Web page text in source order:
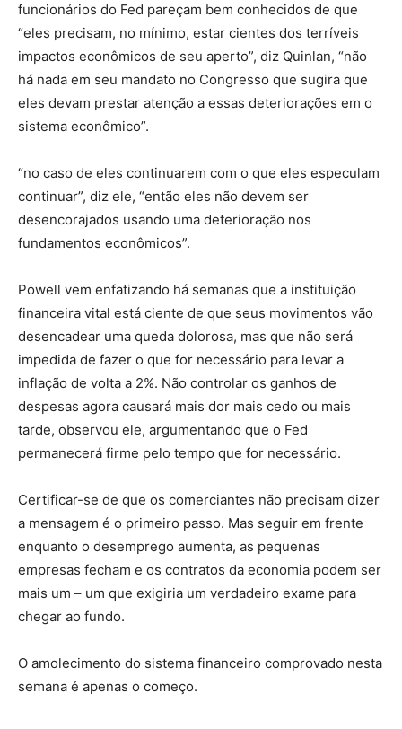
funcionários do Fed pareçam bem conhecidos de que
“eles precisam, no mínimo, estar cientes dos terríveis
impactos econômicos de seu aperto”, diz Quinlan, “não
há nada em seu mandato no Congresso que sugira que
eles devam prestar atenção a essas deteriorações em o
sistema econômico”.
“no caso de eles continuarem com o que eles especulam
continuar”, diz ele, “então eles não devem ser
desencorajados usando uma deterioração nos
fundamentos econômicos”.
Powell vem enfatizando há semanas que a instituição
financeira vital está ciente de que seus movimentos vão
desencadear uma queda dolorosa, mas que não será
impedida de fazer o que for necessário para levar a
inflação de volta a 2%. Não controlar os ganhos de
despesas agora causará mais dor mais cedo ou mais
tarde, observou ele, argumentando que o Fed
permanecerá firme pelo tempo que for necessário.
Certificar-se de que os comerciantes não precisam dizer
a mensagem é o primeiro passo. Mas seguir em frente
enquanto o desemprego aumenta, as pequenas
empresas fecham e os contratos da economia podem ser
mais um – um que exigiria um verdadeiro exame para
chegar ao fundo.
O amolecimento do sistema financeiro comprovado nesta
semana é apenas o começo.